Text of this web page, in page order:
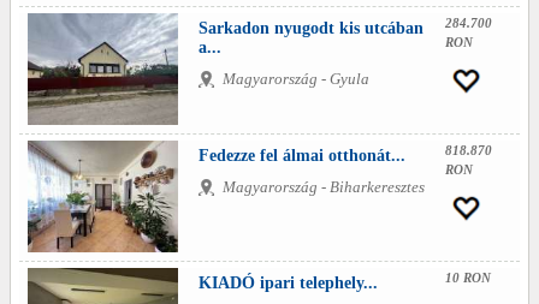
Sarkadon nyugodt kis utcában
a...
Magyarország - Gyula
284.700
RON
Fedezze fel álmai otthonát...
Magyarország - Biharkeresztes
818.870
RON
KIADÓ ipari telephely...
10 RON